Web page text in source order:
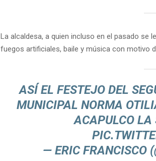
La alcaldesa, a quien incluso en el pasado se
fuegos artificiales, baile y música con motivo
ASÍ EL FESTEJO DEL
MUNICIPAL NORMA
ACAPULCO LA
— ERIC FRANCISCO